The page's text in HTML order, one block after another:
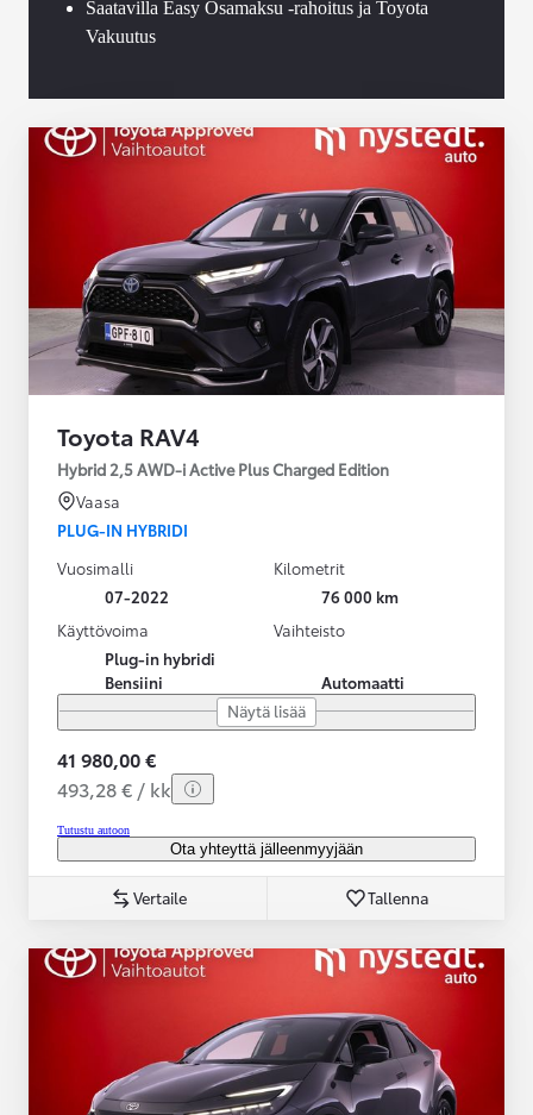
Saatavilla Easy Osamaksu -rahoitus ja Toyota
Vakuutus
Toyota RAV4
Hybrid 2,5 AWD-i Active Plus Charged Edition
Vaasa
PLUG-IN HYBRIDI
Vuosimalli
07-2022
Kilometrit
76 000 km
Käyttövoima
Plug-in hybridi
Bensiini
Vaihteisto
Automaatti
Näytä lisää
41 980,00 €
493,28 € / kk
Tutustu autoon
Ota yhteyttä jälleenmyyjään
Vertaile Tallenna